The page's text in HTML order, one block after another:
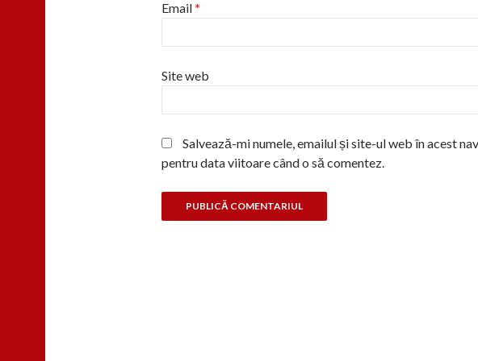
Email*
Site web
Salvează-mi numele, emailul și site-ul web în acest
pentru data viitoare când o să comentez.